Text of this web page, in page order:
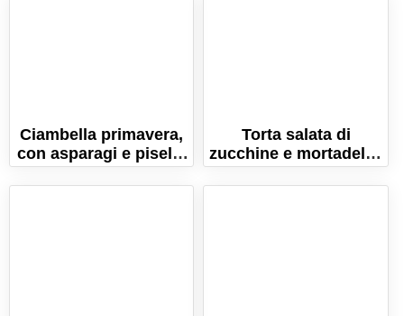
Ciambella primavera,
con asparagi e piselli,
prosciutto e
scamorza!
Torta salata di
zucchine e mortadella.
Ricetta con pasta
sfoglia!